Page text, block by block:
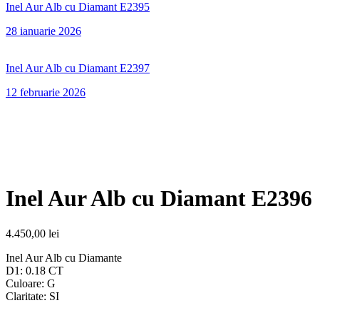
Inel Aur Alb cu Diamant E2395
28 ianuarie 2026
Inel Aur Alb cu Diamant E2397
12 februarie 2026
Inel Aur Alb cu Diamant E2396
4.450,00 lei
Inel Aur Alb cu Diamante
D1: 0.18 CT
Culoare: G
Claritate: SI